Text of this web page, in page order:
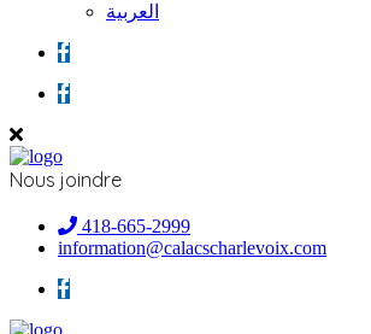
العربية
Nous joindre
418-665-2999
information@calacscharlevoix.com